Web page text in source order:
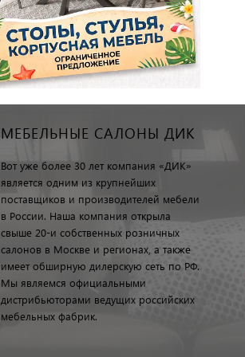
МЕБЕЛЬНЫЕ САЛОНЫ ДИК
Вот уже более 30 лет компания «ДИК»
является одним из крупнейших
поставщиков и производителей мебели
в России. Наша компания открыла
свыше 20-и собственных розничных
салонов в Москве и регионах, а также
имеет обширную дилерскую сеть по РФ.
Мы являемся официальными
дистрибьюторами ведущих российских
мебельных фабрик.